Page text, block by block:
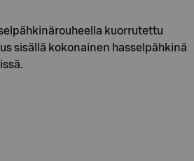
kuorrutettu
sisällä kokonainen hasselpähkinä